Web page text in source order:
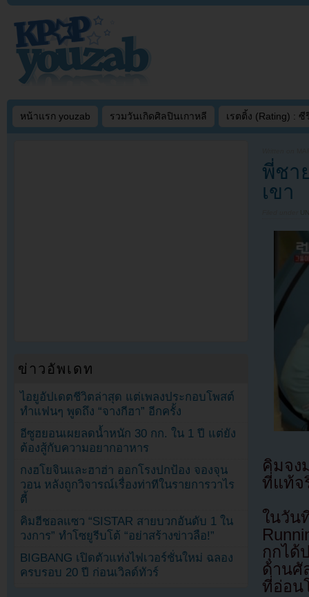
หน้าแรก youzab รวมวันเกิดศิลปินเกาหลี เรตติ้ง (Rating) : ซี
พี่ชา
เขา
คิมจง
ที่แท้จ
ในวั
กุกได้
ด้านศั
ที่อ่อน
ข่าวอัพเดท
ไอยูอัปเดตชีวิตล่าสุด แต่เพลงประกอบโพสต์
ทำแฟนๆ พูดถึง “จางกีฮา” อีกครั้ง
อีซูฮยอนเผยลดน้ำหนัก 30 กก. ใน 1 ปี แต่ยัง
ต้องสู้กับความอยากอาหาร
กงฮโยจินและฮาฮ่า ออกโรงปกป้อง จองจุน
วอน หลังถูกวิจารณ์เรื่องท่าทีในรายการวาไร
ตี้
คิมฮีชอลแซว “SISTAR สายบวกอันดับ 1 ใน
วงการ” ทำโซยูรีบโต้ “อย่าสร้างข่าวลือ!”
BIGBANG เปิดตัวแท่งไฟเวอร์ชั่นใหม่ ฉลอง
ครบรอบ 20 ปี ก่อนเวิลด์ทัวร์